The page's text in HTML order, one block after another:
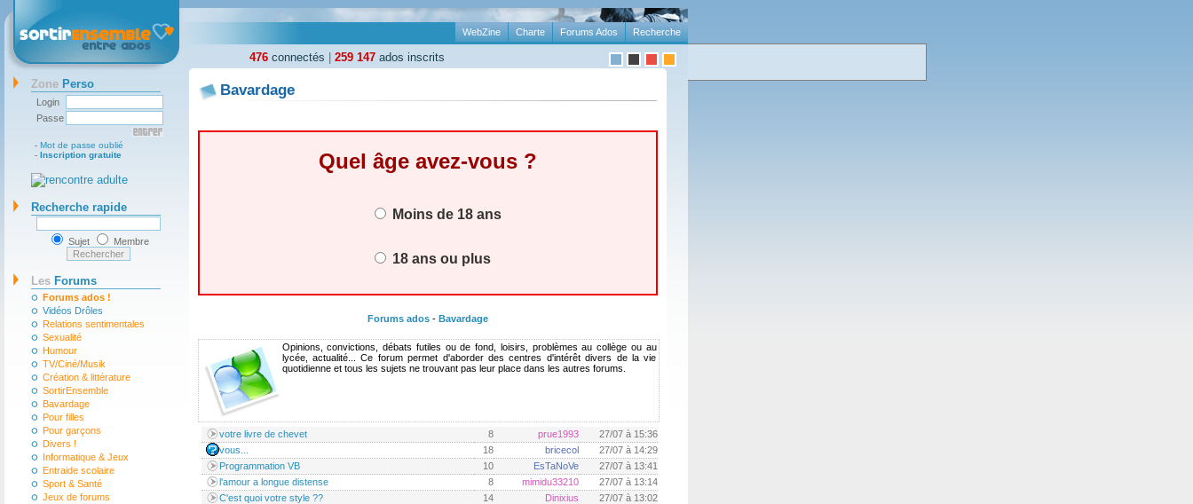
Recherche
Forums Ados
Charte
WebZine
476 connectés 259 147 ados inscrits
Zone Perso
Login
Passe
- Mot de passe oublié
- Inscription gratuite
Recherche rapide
Sujet Membre
Les Forums
Forums ados !
Vidéos Drôles
Relations sentimentales
Sexualité
Humour
TV/Ciné/Musik
Création & littérature
SortirEnsemble
Bavardage
Pour filles
Pour garçons
Divers !
Informatique & Jeux
Entraide scolaire
Sport & Santé
Jeux de forums
Bavardage
Quel âge avez-vous ?
Moins de 18 ans
18 ans ou plus
Forums ados- Bavardage
Opinions, convictions, débats futiles ou de fond, loisirs, problèmes au collège ou au
lycée, actualité... Ce forum permet d'aborder des centres d'intérêt divers de la vie
quotidienne et tous les sujets ne trouvant pas leur place dans les autres forums.
votre livre de chevet 8 prue1993
27/07 à 15:36
vous...
18 bricecol
27/07 à 14:29
Programmation VB
10 EsTaNoVe
27/07 à 13:41
l'amour a longue distense
8 mimidu33210
27/07 à 13:14
C'est quoi votre style ??
14 Dinixius
27/07 à 13:02